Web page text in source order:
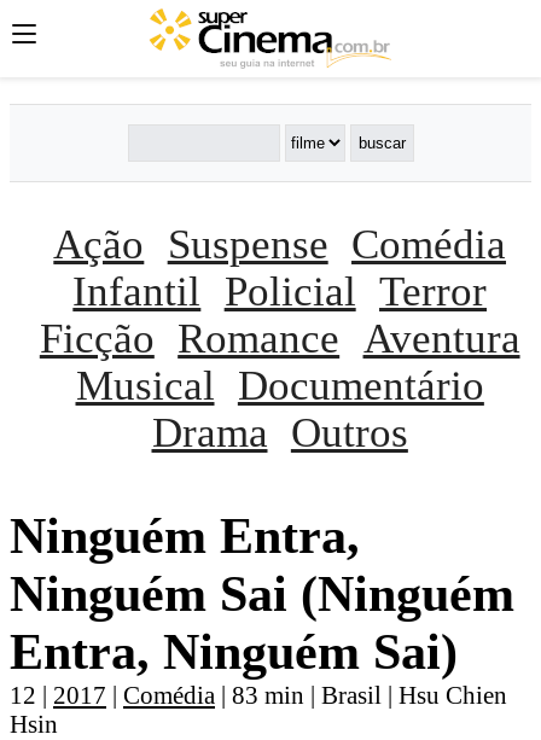
Ação Suspense Comédia
Infantil
Policial Terror
Ficção Romance Aventura
Musical
Documentário
Drama Outros
Ninguém Entra,
Ninguém Sai (Ninguém
Entra, Ninguém Sai)
12 | 2017 | Comédia | 83 min | Brasil | Hsu Chien
Hsin